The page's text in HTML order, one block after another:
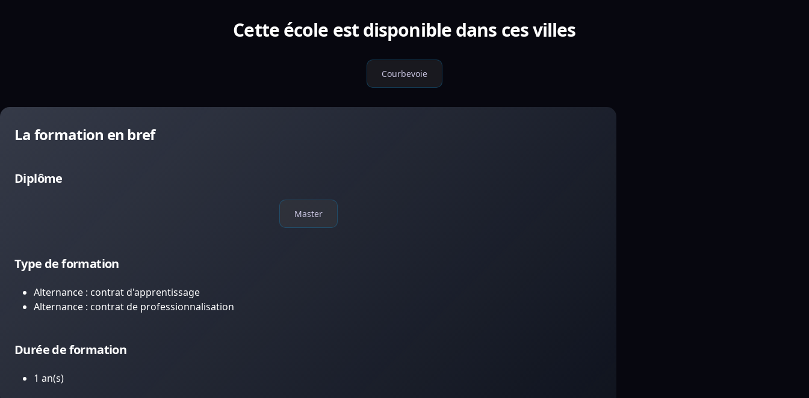
Cette école est disponible dans ces villes
Courbevoie
La formation en bref
Diplôme
Master
Type de formation
Alternance : contrat d'apprentissage
Alternance : contrat de professionnalisation
Durée de formation
1 an(s)